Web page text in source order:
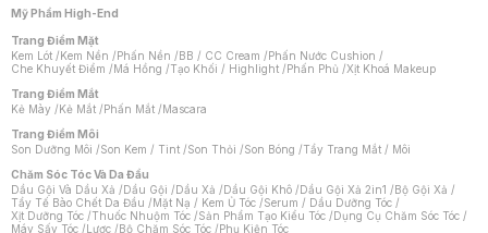
Mỹ Phẩm High-End
Trang Điểm Mặt
Kem Lót /Kem Nền /Phấn Nền /BB / CC Cream /Phấn Nước Cushion /
Che Khuyết Điểm /Má Hồng /Tạo Khối / Highlight /Phấn Phủ /Xịt Khoá Makeup
Trang Điểm Mắt
Kẻ Mày /Kẻ Mắt /Phấn Mắt /Mascara
Trang Điểm Môi
Son Dưỡng Môi /Son Kem / Tint /Son Thỏi /Son Bóng /Tẩy Trang Mắt / Môi
Chăm Sóc Tóc Và Da Đầu
Dầu Gội Và Dầu Xả /Dầu Gội /Dầu Xả /Dầu Gội Khô /Dầu Gội Xả 2in1 /Bộ Gội Xả /
Tẩy Tế Bào Chết Da Đầu /Mặt Nạ / Kem Ủ Tóc /Serum / Dầu Dưỡng Tóc /
Xịt Dưỡng Tóc /Thuốc Nhuộm Tóc /Sản Phẩm Tạo Kiểu Tóc /Dụng Cụ Chăm Sóc Tóc /
Máy Sấy Tóc /Lược /Bộ Chăm Sóc Tóc /Phụ Kiện Tóc